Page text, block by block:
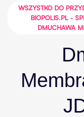
WSZYSTKO DO
BIOPOLIS.PL -
DMUCHAWA